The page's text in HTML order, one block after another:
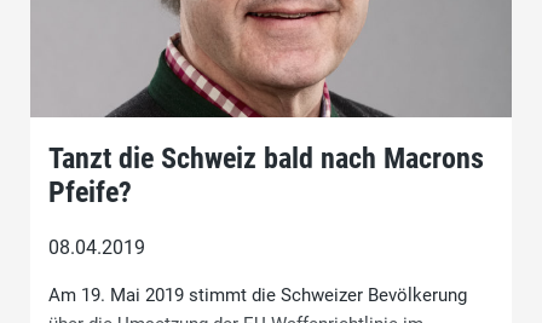
Tanzt die Schweiz bald nach Macrons
Pfeife?
08.04.2019
Am 19. Mai 2019 stimmt die Schweizer Bevölkerung